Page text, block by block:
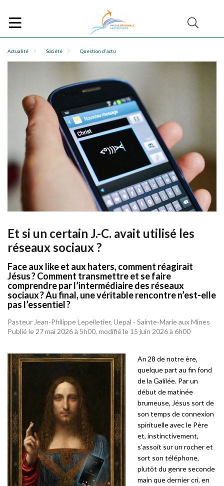
Actualité Société Question d'actu
Et si un certain J.-C. avait utilisé les
réseaux sociaux ?
Face aux like et aux haters, comment réagirait
Jésus ? Comment transmettre et se faire
comprendre par l’intermédiaire des réseaux
sociaux ? Au final, une véritable rencontre n’est-elle
pas l’essentiel ?
Pasteur Jean-Philippe Lepelletier, Uepal - Sainte-Marie aux Mines
Publié le 27 mai 2026 à 5h00, modifié le 15 juin 2026 à 6h00
An 28 de notre ère,
quelque part au fin fond
de la Galilée. Par un
début de matinée
brumeuse, Jésus sort de
son temps de connexion
spirituelle avec le Père
et, instinctivement,
s’assoit sur un rocher et
sort son téléphone,
plutôt du genre seconde
main que dernier cri, en